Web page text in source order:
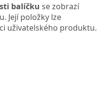
balíčku se zobrazí
Její položky lze
uživatelského produktu.